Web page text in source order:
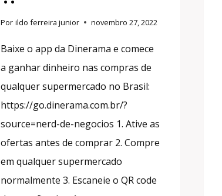
Por ildo ferreira junior novembro 27, 2022
Baixe o app da Dinerama e comece
a ganhar dinheiro nas compras de
qualquer supermercado no Brasil:
https://go.dinerama.com.br/?
source=nerd-de-negocios 1. Ative as
ofertas antes de comprar 2. Compre
em qualquer supermercado
normalmente 3. Escaneie o QR code